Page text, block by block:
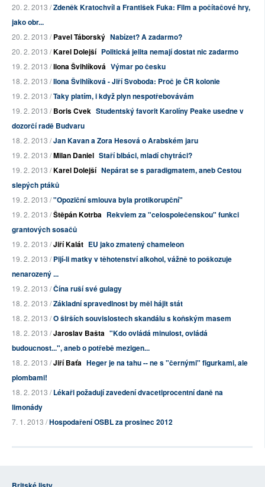
20. 2. 2013 /Zdeněk Kratochvíl a František Fuka: Film a počítačové hry,
jako obr...
20. 2. 2013 /Pavel Táborský Nabízet? A zadarmo?
20. 2. 2013 /Karel Dolejší Politická jelita nemají dostat nic zadarmo
19. 2. 2013 /Ilona Švihlíková Výmar po česku
18. 2. 2013 /Ilona Švihlíková - Jiří Svoboda: Proč je ČR kolonie
19. 2. 2013 /Taky platím, i když plyn nespotřebovávám
19. 2. 2013 /Boris Cvek Studentský favorit Karolíny Peake usedne v
dozorčí radě Budvaru
18. 2. 2013 /Jan Kavan a Zora Hesová o Arabském jaru
19. 2. 2013 /Milan Daniel Staří blbáci, mladí chytráci?
19. 2. 2013 /Karel Dolejší Nepárat se s paradigmatem, aneb Cestou
slepých ptáků
19. 2. 2013 /"Opoziční smlouva byla protikorupční"
19. 2. 2013 /Štěpán Kotrba Rekviem za "celospolečenskou" funkci
grantových sosačů
19. 2. 2013 /Jiří Kalát EU jako zmatený chameleon
19. 2. 2013 /Pijí-li matky v těhotenství alkohol, vážně to poškozuje
nenarozený ...
19. 2. 2013 /Čína ruší své gulagy
18. 2. 2013 /Základní spravedlnost by měl hájit stát
18. 2. 2013 /O širších souvislostech skandálu s koňským masem
18. 2. 2013 /Jaroslav Bašta "Kdo ovládá minulost, ovládá
budoucnost...", aneb o potřebě mezigen...
18. 2. 2013 /Jiří Baťa Heger je na tahu -- ne s "černými" figurkami, ale
plombami!
18. 2. 2013 /Lékaři požadují zavedení dvacetiprocentní daně na
limonády
7. 1. 2013 /Hospodaření OSBL za prosinec 2012